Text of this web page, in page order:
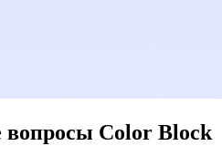
вопросы Color Block